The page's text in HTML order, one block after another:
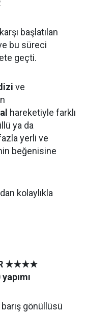
başlatılan
bu süreci
geçti.
ve
hareketiyle farklı
ya da
yerli ve
beğenisine
kolaylıkla
★★★★
barış gönüllüsü